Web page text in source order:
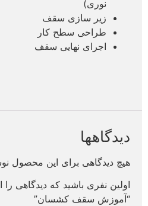
نوری)
زیر سازی سقف
طراحی سطح کار
اجرای نهایی سقف
دیدگاهها
هیچ دیدگاهی برای این محصول
اولین نفری باشید که دیدگاهی
“آموزش سقف کشسان”